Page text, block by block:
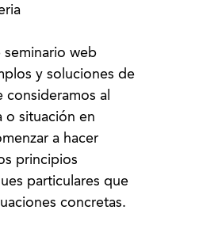
seminario web
y soluciones de
consideramos al
o situación en
a hacer
principios
particulares que
concretas.